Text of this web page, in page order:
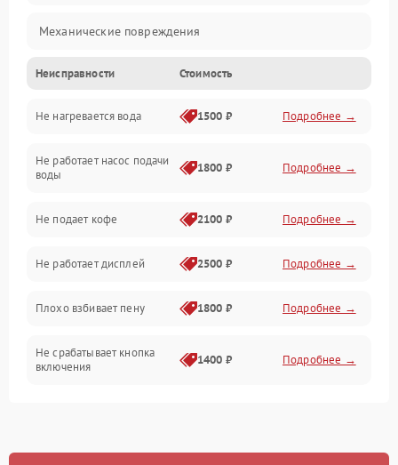
Механические повреждения
Прочие неисправности
Включение и работа
Проблемы с водой
Проблемы с капучинатором и паром
Управление и электроника
Программное обеспечение
Неисправности Стоимость
Не нагревается вода 1500 ₽ Подробнее →
Не работает насос подачи
воды
1800 ₽ Подробнее →
Не подает кофе 2100 ₽ Подробнее →
Не работает дисплей 2500 ₽ Подробнее →
Плохо взбивает пену 1800 ₽ Подробнее →
Не срабатывает кнопка
включения
1400 ₽ Подробнее →
Постоянные сбои в работе 1500 ₽ Подробнее →